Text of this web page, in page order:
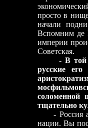
просто в
начали
Вспомним де
империи
Советская.
- В той
русские
соломенной
тщательно
- Россия
нации. Вы